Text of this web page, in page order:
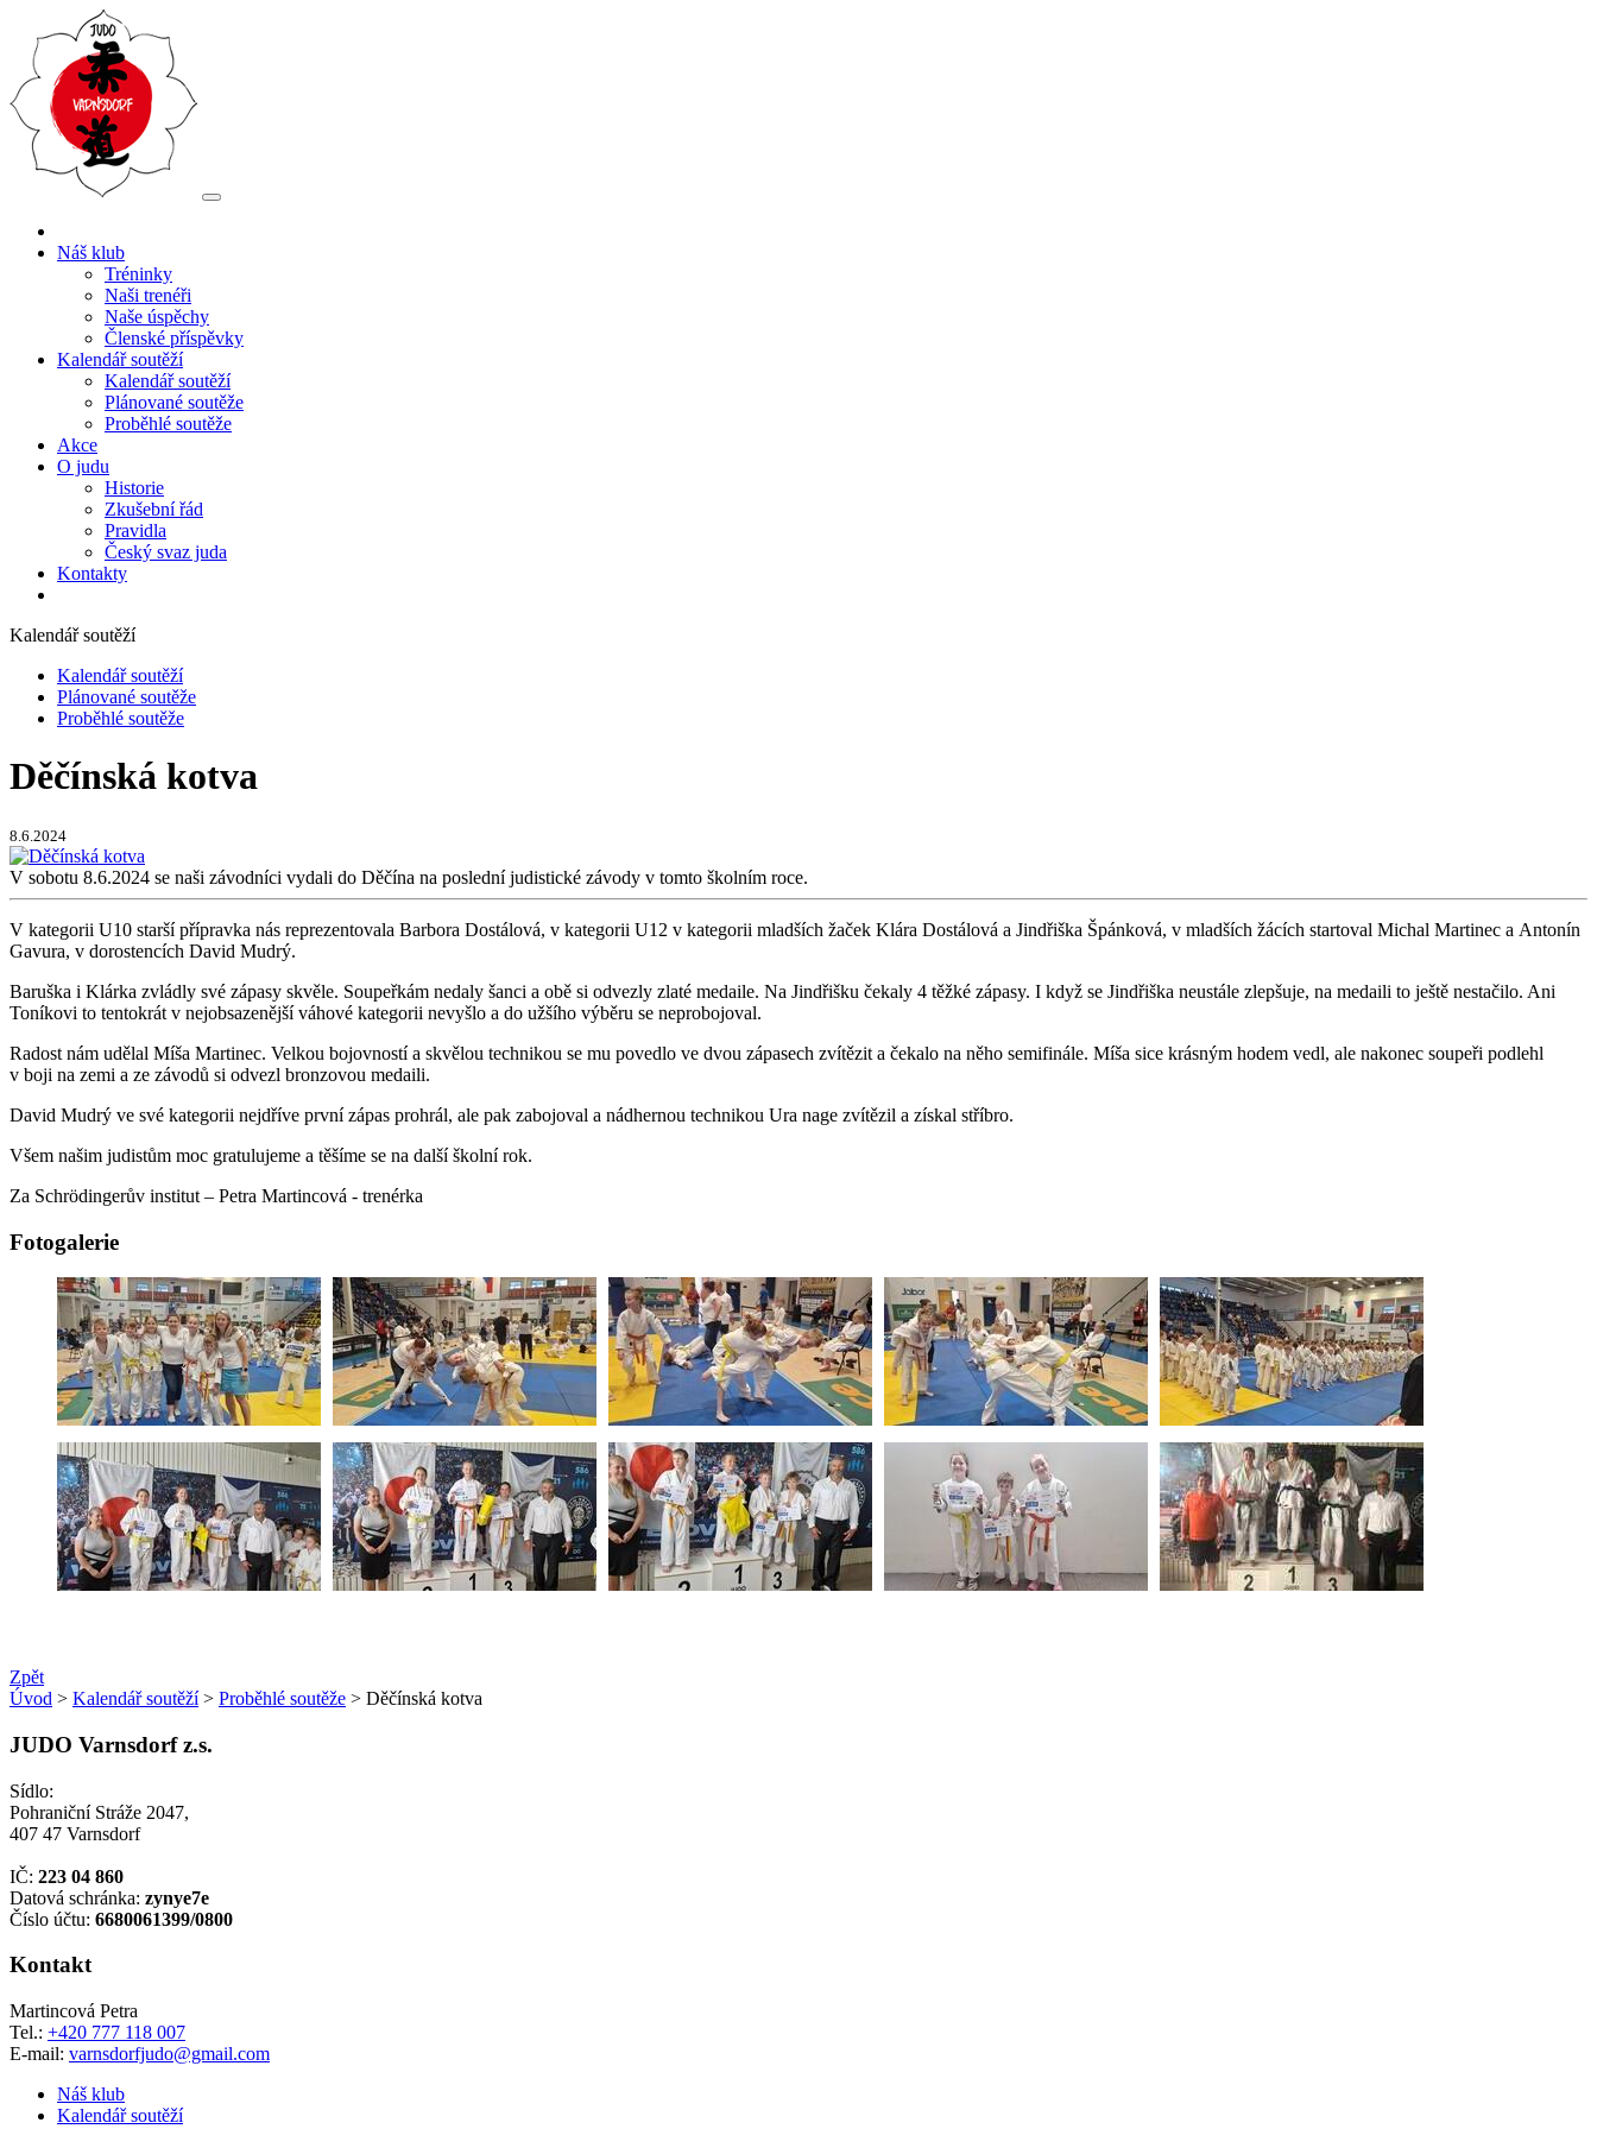
Náš klub
Tréninky
Naši trenéři
Naše úspěchy
Členské příspěvky
Kalendář soutěží
Kalendář soutěží
Plánované soutěže
Proběhlé soutěže
Akce
O judu
Historie
Zkušební řád
Pravidla
Český svaz juda
Kontakty
Kalendář soutěží
Kalendář soutěží
Plánované soutěže
Proběhlé soutěže
Děčínská kotva
8.6.2024
V sobotu 8.6.2024 se naši závodníci vydali do Děčína na poslední judistické závody v tomto školním roce.
V kategorii U10 starší přípravka nás reprezentovala Barbora Dostálová, v kategorii U12 v kategorii mladších žaček Klára Dostálová a Jindřiška Špánková, v mladších žácích startoval Michal Martinec a Antonín
Gavura, v dorostencích David Mudrý.
Baruška i Klárka zvládly své zápasy skvěle. Soupeřkám nedaly šanci a obě si odvezly zlaté medaile. Na Jindřišku čekaly 4 těžké zápasy. I když se Jindřiška neustále zlepšuje, na medaili to ještě nestačilo. Ani
Toníkovi to tentokrát v nejobsazenější váhové kategorii nevyšlo a do užšího výběru se neprobojoval.
Radost nám udělal Míša Martinec. Velkou bojovností a skvělou technikou se mu povedlo ve dvou zápasech zvítězit a čekalo na něho semifinále. Míša sice krásným hodem vedl, ale nakonec soupeři podlehl
v boji na zemi a ze závodů si odvezl bronzovou medaili.
David Mudrý ve své kategorii nejdříve první zápas prohrál, ale pak zabojoval a nádhernou technikou Ura nage zvítězil a získal stříbro.
Všem našim judistům moc gratulujeme a těšíme se na další školní rok.
Za Schrödingerův institut – Petra Martincová - trenérka
Fotogalerie
Zpět
Úvod > Kalendář soutěží> Proběhlé soutěže > Děčínská kotva
JUDO Varnsdorf z.s.
Sídlo:
Pohraniční Stráže 2047,
407 47 Varnsdorf
IČ: 223 04 860
Datová schránka: zynye7e
Číslo účtu: 6680061399/0800
Kontakt
Martincová Petra
Tel.: +420 777 118 007
E-mail: varnsdorfjudo@gmail.com
Náš klub
Kalendář soutěží